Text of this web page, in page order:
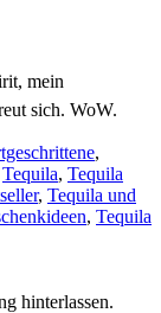
mein
sich. WoW.
,
Tequila, Tequila
, Tequila und
, Tequila
hinterlassen.